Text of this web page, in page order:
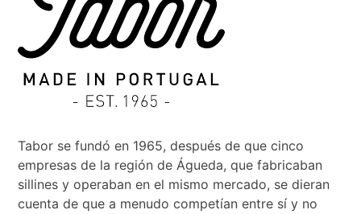
Tabor se fundó en 1965, después de que cinco
empresas de la región de Águeda, que fabricaban
sillines y operaban en el mismo mercado, se dieran
cuenta de que a menudo competían entre sí y no